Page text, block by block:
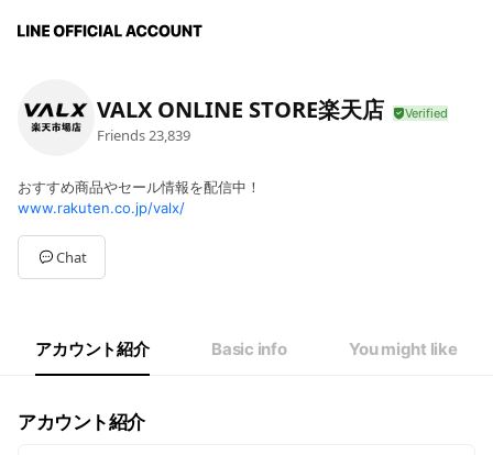
VALX ONLINE STORE楽天店
Friends 23,839
おすすめ商品やセール情報を配信中！
www.rakuten.co.jp/valx/
Chat
アカウント紹介 Basic info You might like
アカウント紹介